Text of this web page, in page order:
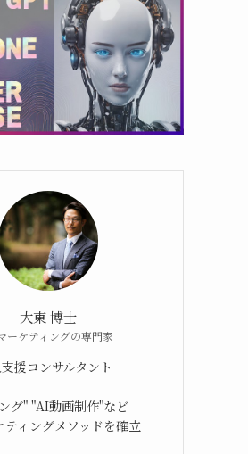
大東 博士
ーケティングの専門家
援コンサルタント
グ" "AI動画制作"など
ィングメソッドを確立